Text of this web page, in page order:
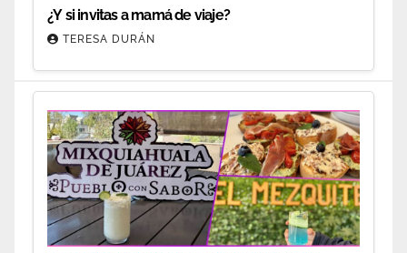
¿Y si invitas a mamá de viaje?
TERESA DURÁN